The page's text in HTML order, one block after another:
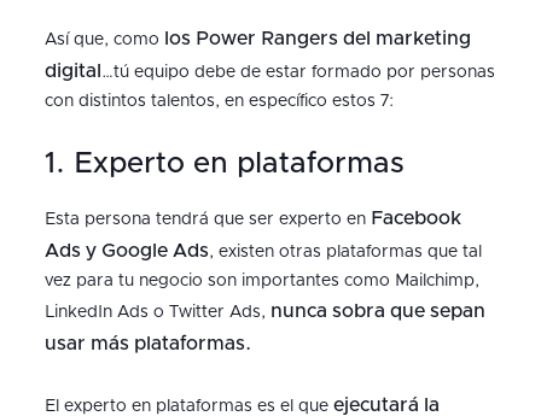
Así que, como
los Power Rangers del marketing
digital …tú equipo debe de estar formado por personas
con distintos talentos, en específico estos 7:
1. Experto en plataformas
Esta persona tendrá que ser experto en Facebook
Ads y Google Ads, existen otras plataformas que tal
vez para tu negocio son importantes como Mailchimp,
LinkedIn Ads o Twitter Ads, nunca sobra que sepan
usar más plataformas.
El experto en plataformas es el que ejecutará la